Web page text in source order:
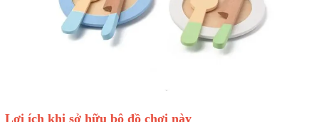
Lợi ích khi sở hữu bộ đồ chơi này